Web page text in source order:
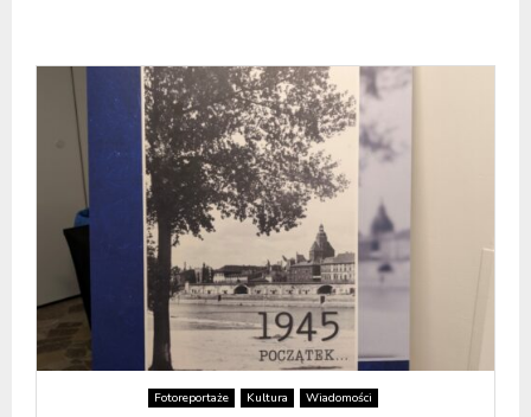
Fotoreportaże Kultura Wiadomości